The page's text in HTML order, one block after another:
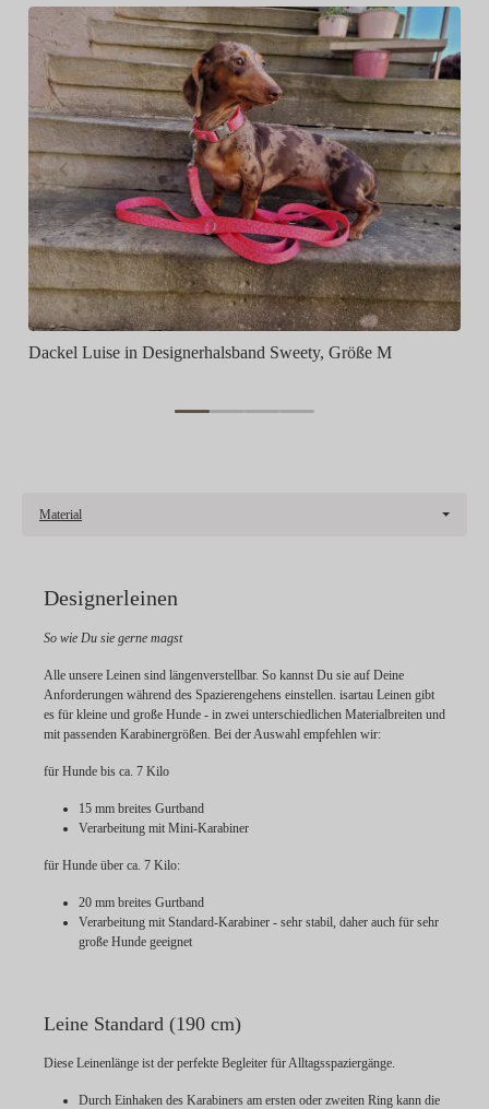
Dackel Luise in Designerhalsband Sweety, Größe M
Material
Designerleinen
So wie Du sie gerne magst
Alle unsere Leinen sind längenverstellbar. So kannst Du sie auf Deine
Anforderungen während des Spazierengehens einstellen. isartau Leinen gibt
es für kleine und große Hunde - in zwei unterschiedlichen Materialbreiten und
mit passenden Karabinergrößen. Bei der Auswahl empfehlen wir:
für Hunde bis ca. 7 Kilo
15 mm breites Gurtband
Verarbeitung mit Mini-Karabiner
für Hunde über ca. 7 Kilo:
20 mm breites Gurtband
Verarbeitung mit Standard-Karabiner - sehr stabil, daher auch für sehr
große Hunde geeignet
Leine Standard (190 cm)
Diese Leinenlänge ist der perfekte Begleiter für Alltagsspaziergänge.
Durch Einhaken des Karabiners am ersten oder zweiten Ring kann die